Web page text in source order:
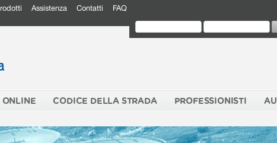
Assistenza Contatti FAQ
ONLINE CODICE DELLA STRADA PROFESSIONISTI